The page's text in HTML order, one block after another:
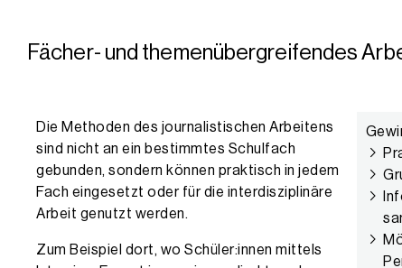
Fächer- und themenübergreifendes
Die Methoden des journalistischen Arbeitens
sind nicht an ein bestimmtes Schulfach
gebunden, sondern können praktisch in jedem
Fach eingesetzt oder für die interdisziplinäre
Arbeit genutzt werden.
Zum Beispiel dort, wo Schüler:innen mittels